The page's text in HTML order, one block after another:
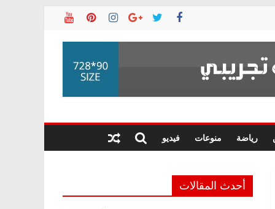
رياضة منوعات فيديو
أحدث المقالات